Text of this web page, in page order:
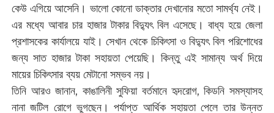
কেউ এগিয়ে আসেনি। ভালো কোনো ডাক্তার দেখানোর মতো সামর্থ্য নেই।
এর মধ্যে আবার চার হাজার টাকার বিদ্যুৎ বিল এসেছে। বাধ্য হয়ে জেলা
প্রশাসকের কার্যালয়ে যাই। সেখান থেকে চিকিৎসা ও বিদ্যুৎ বিল পরিশোধের
জন্য সাত হাজার টাকা সহায়তা পেয়েছি। কিন্তু এই সামান্য অর্থ দিয়ে
মায়ের চিকিৎসার ব্যয় মেটানো সম্ভব নয়।
তিনি আরও জানান, কাঙালিনী সুফিয়া বর্তমানে হৃদরোগ, কিডনি সমস্যাসহ
নানা জটিল রোগে ভুগছেন। পর্যাপ্ত আর্থিক সহায়তা পেলে তার উন্নত